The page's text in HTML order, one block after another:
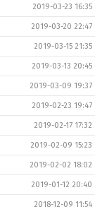
2019-03-23 16:35
2019-03-20 22:47
2019-03-15 21:35
2019-03-13 20:45
2019-03-09 19:37
2019-02-23 19:47
2019-02-17 17:32
2019-02-09 15:23
2019-02-02 18:02
2019-01-12 20:40
2018-12-09 11:54